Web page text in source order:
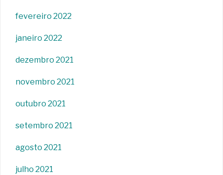
fevereiro 2022
janeiro 2022
dezembro 2021
novembro 2021
outubro 2021
setembro 2021
agosto 2021
julho 2021